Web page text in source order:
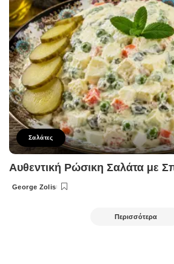
Σαλάτες
Αυθεντική Ρώσικη Σαλάτα με
Posted
George Zolis
Περισσότερα